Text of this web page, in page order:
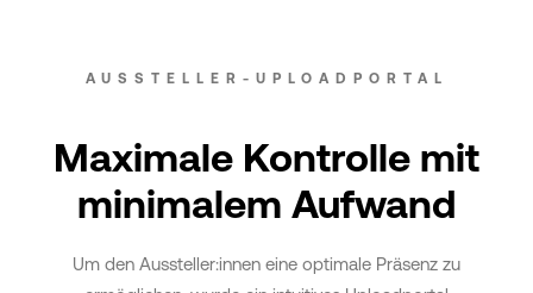
AUSSTELLER-UPLOADPORTAL
Maximale Kontrolle mit
minimalem Aufwand
Um den Aussteller:innen eine optimale Präsenz zu